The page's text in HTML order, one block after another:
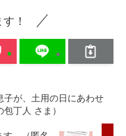
！
子が、土用の日にあわせ
丁人 さま）